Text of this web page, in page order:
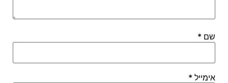
שם *
אימייל *